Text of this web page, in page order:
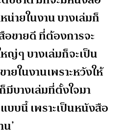
ายในงาน บางเล่มก็
ขายดี ที่ต้องการจะ
ญ่ๆ บางเล่มก็จะเป็น
ยในงานเพราะหวังให้
บางเล่มที่ตั้งใจมา
บบนี้ เพราะเป็นหนังสือ
’